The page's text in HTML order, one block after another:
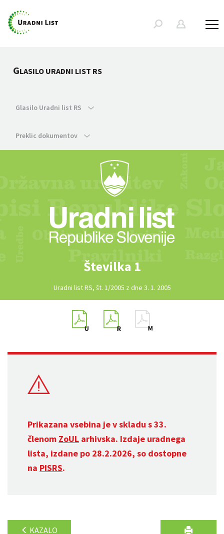
GLASILO URADNI LIST RS
Glasilo Uradni list RS
Preklic dokumentov
Številka 1
Uradni list RS, št. 1/2005 z dne 3. 1. 2005
Prikazana vsebina je v skladu s 33.
členom ZoUL arhivska. Izdaje uradnega
lista, izdane po 28.2.2026, so dostopne
na PISRS.
KAZALO